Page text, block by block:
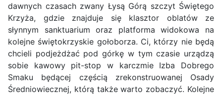
dawnych czasach zwany Łysą Górą szczyt Świętego
Krzyża, gdzie znajduje się klasztor oblatów ze
słynnym sanktuarium oraz platforma widokowa na
kolejne świętokrzyskie gołoborza. Ci, którzy nie będą
chcieli podjeżdżać pod górkę w tym czasie urządzą
sobie kawowy pit-stop w karczmie Izba Dobrego
Smaku będącej częścią zrekonstruowanej Osady
Średniowiecznej, którą także warto zobaczyć. Kolejne